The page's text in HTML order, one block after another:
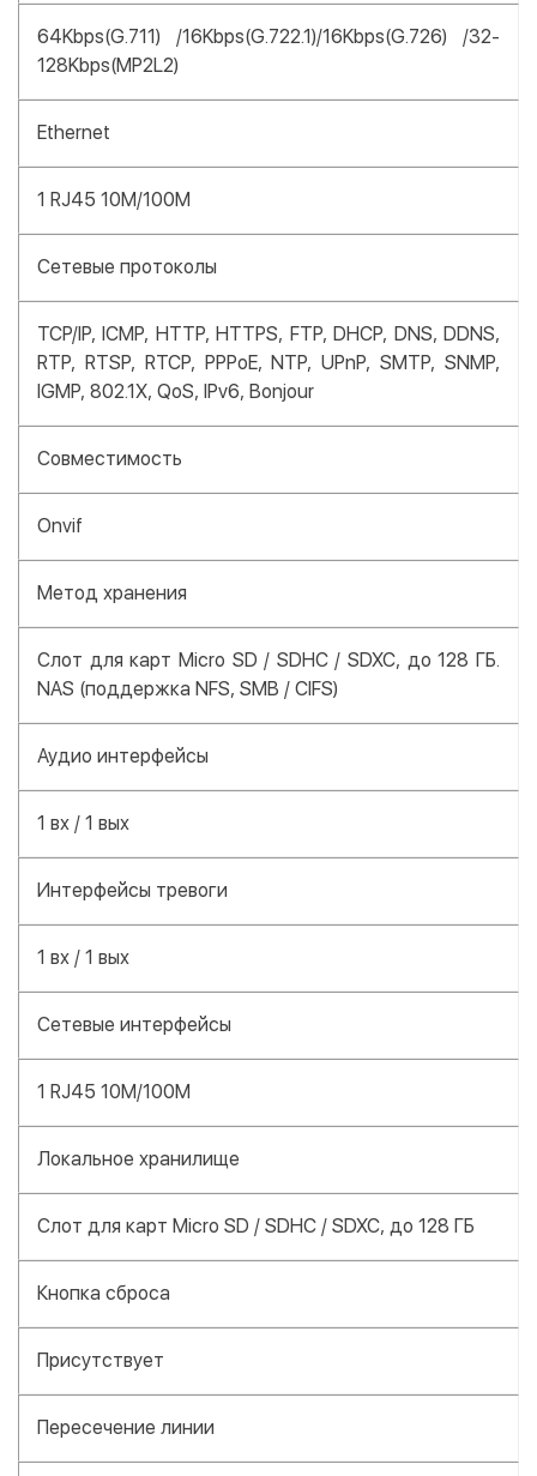
64Kbps(G.711) /16Kbps(G.722.1)/16Kbps(G.726) /32-
128Kbps(MP2L2)
Ethernet
1 RJ45 10M/100M
Сетевые протоколы
TCP/IP, ICMP, HTTP, HTTPS, FTP, DHCP, DNS, DDNS,
RTP, RTSP, RTCP, PPPoE, NTP, UPnP, SMTP, SNMP,
IGMP, 802.1X, QoS, IPv6, Bonjour
Совместимость
Onvif
Метод хранения
Слот для карт Micro SD / SDHC / SDXC, до 128 ГБ.
NAS (поддержка NFS, SMB / CIFS)
Аудио интерфейсы
1 вх / 1 вых
Интерфейсы тревоги
1 вх / 1 вых
Сетевые интерфейсы
1 RJ45 10M/100M
Локальное хранилище
Слот для карт Micro SD / SDHC / SDXC, до 128 ГБ
Кнопка сброса
Присутствует
Пересечение линии